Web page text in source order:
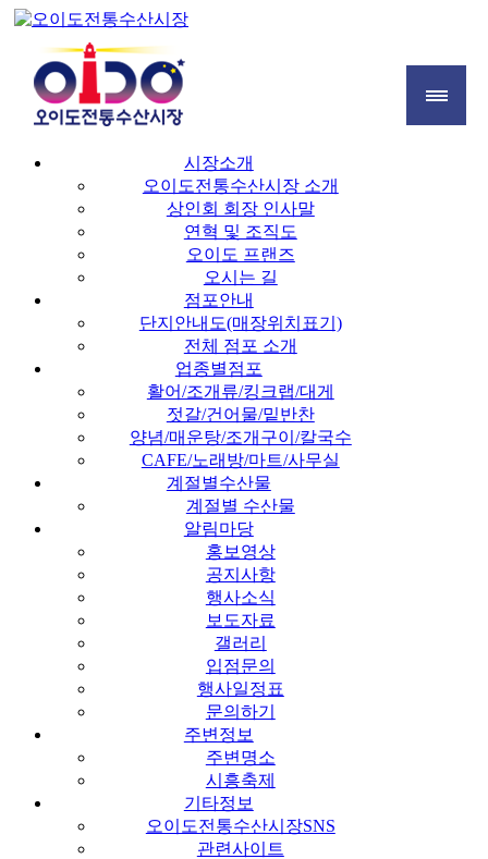
시장소개
오이도전통수산시장 소개
상인회 회장 인사말
연혁 및 조직도
오이도 프랜즈
오시는 길
점포안내
단지안내도(매장위치표기)
전체 점포 소개
업종별점포
활어/조개류/킹크랩/대게
젓갈/건어물/밑반찬
양념/매운탕/조개구이/칼국수
CAFE/노래방/마트/사무실
계절별수산물
계절별 수산물
알림마당
홍보영상
공지사항
행사소식
보도자료
갤러리
입점문의
행사일정표
문의하기
주변정보
주변명소
시흥축제
기타정보
오이도전통수산시장SNS
관련사이트